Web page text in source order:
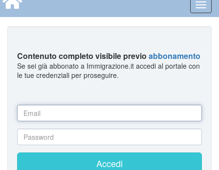
Contenuto completo visibile previo abbonamento
Se sei già abbonato a Immigrazione.it accedi al portale con
le tue credenziali per proseguire.
Accedi